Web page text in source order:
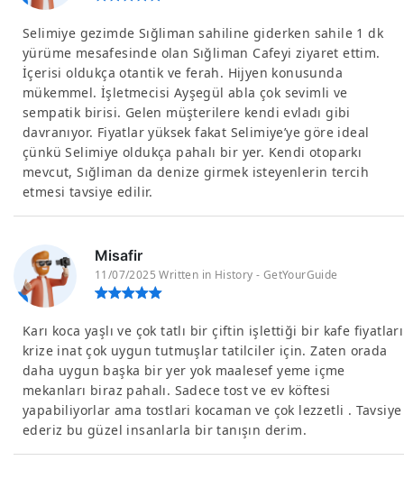
Selimiye gezimde Sığliman sahiline giderken sahile 1 dk
yürüme mesafesinde olan Sığliman Cafeyi ziyaret ettim.
İçerisi oldukça otantik ve ferah. Hijyen konusunda
mükemmel. İşletmecisi Ayşegül abla çok sevimli ve
sempatik birisi. Gelen müşterilere kendi evladı gibi
davranıyor. Fiyatlar yüksek fakat Selimiye’ye göre ideal
çünkü Selimiye oldukça pahalı bir yer. Kendi otoparkı
mevcut, Sığliman da denize girmek isteyenlerin tercih
etmesi tavsiye edilir.
Misafir
11/07/2025 Written in History - GetYourGuide
Karı koca yaşlı ve çok tatlı bir çiftin işlettiği bir kafe fiyatları
krize inat çok uygun tutmuşlar tatilciler için. Zaten orada
daha uygun başka bir yer yok maalesef yeme içme
mekanları biraz pahalı. Sadece tost ve ev köftesi
yapabiliyorlar ama tostlari kocaman ve çok lezzetli . Tavsiye
ederiz bu güzel insanlarla bir tanışın derim.